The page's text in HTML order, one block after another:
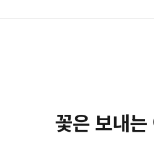
꽃은 보내는